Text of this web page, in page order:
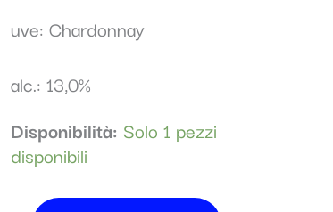
uve: Chardonnay
alc.: 13,0%
Disponibilità: Solo 1 pezzi
disponibili